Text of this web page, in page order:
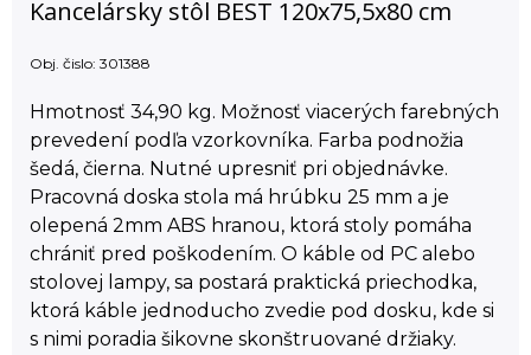
Kancelársky stôl BEST 120x75,5x80 cm
Obj. čislo: 301388
Hmotnosť 34,90 kg. Možnosť viacerých farebných
prevedení podľa vzorkovníka. Farba podnožia
šedá, čierna. Nutné upresniť pri objednávke.
Pracovná doska stola má hrúbku 25 mm a je
olepená 2mm ABS hranou, ktorá stoly pomáha
chrániť pred poškodením. O káble od PC alebo
stolovej lampy, sa postará praktická priechodka,
ktorá káble jednoducho zvedie pod dosku, kde si
s nimi poradia šikovne skonštruované držiaky.